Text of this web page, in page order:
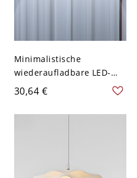
Minimalistische
wiederaufladbare LED-
Spiegelfrontleuchte fürs
Bad mit magnetischer
Halterung und dimmbarer
30,64 €